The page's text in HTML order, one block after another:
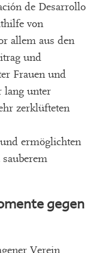
de Desarrollo
von
allem aus den
und
Frauen und
lang unter
zerklüfteten
ermöglichten
gegen